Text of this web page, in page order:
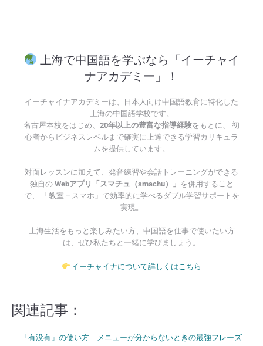
上海で中国語を学ぶなら「イーチャイ
ナアカデミー」！
イーチャイナアカデミーは、日本人向け中国語教育に特化した
上海の中国語学校です。
名古屋本校をはじめ、 20年以上の豊富な指導経験をもとに、 初
心者からビジネスレベルまで確実に上達できる学習カリキュラ
ムを提供しています。
対面レッスンに加えて、発音練習や会話トレーニングができる
独自の Webアプリ「スマチュ（smachu）」 を併用すること
で、 「教室＋スマホ」で効率的に学べるダブル学習サポートを
実現。
上海生活をもっと楽しみたい方、中国語を仕事で使いたい方
は、ぜひ私たちと一緒に学びましょう。
イーチャイナについて詳しくはこちら
関連記事：
「有没有」の使い方｜メニューが分からないときの最強フレーズ